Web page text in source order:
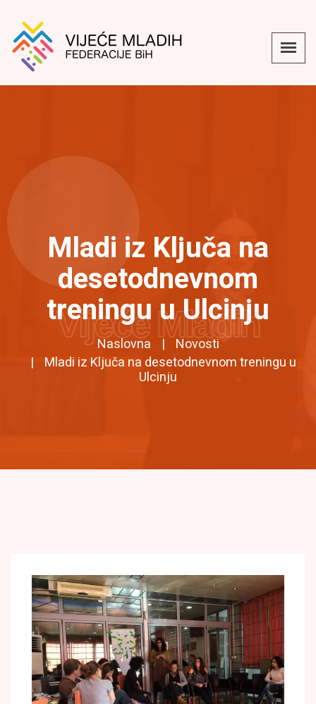
Mladi iz Ključa na
desetodnevnom
treningu u Ulcinju
Naslovna
Novosti
Mladi iz Ključa na desetodnevnom treningu u
Ulcinju
Vijeće Mladih